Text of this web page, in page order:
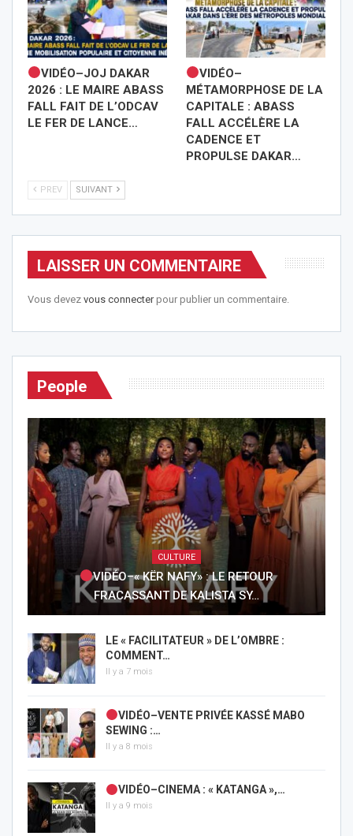
VIDÉO–JOJ DAKAR
2026 : LE MAIRE ABASS
FALL FAIT DE L’ODCAV
LE FER DE LANCE…
VIDÉO–
MÉTAMORPHOSE DE LA
CAPITALE : ABASS
FALL ACCÉLÈRE LA
CADENCE ET
PROPULSE DAKAR…
PREV SUIVANT
LAISSER UN COMMENTAIRE
Vous devez vous connecterpour publier un commentaire.
People
CULTURE
VIDÉO–« KËR NAFY» : LE RETOUR
FRACASSANT DE KALISTA SY…
LE « FACILITATEUR » DE L’OMBRE :
COMMENT…
Il y a 7 mois
VIDÉO–VENTE PRIVÉE KASSÉ MABO
SEWING :…
Il y a 8 mois
VIDÉO–CINEMA : « KATANGA »,…
Il y a 9 mois